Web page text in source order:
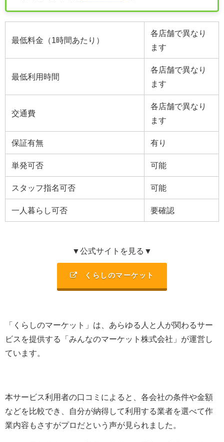
最低料金（1時間あたり）
各店舗で異なり
ます
最低利用時間
各店舗で異なり
ます
交通費
各店舗で異なり
ます
保証有無 有り
単発可否 可能
スタッフ指名可否 可能
一人暮らし可否 要確認
▼公式サイトを見る▼
くらしのマーケット
「くらしのマーケット」は、あらゆる人と人が関わるサー
ビスを提供する「みんなのマーケット株式会社」が運営し
ています。
本サービス利用者の口コミによると、各会社の条件や金額
などを比較でき、自分が納得して利用する業者を選べて作
業内容もさすがプロだという声が見られました。